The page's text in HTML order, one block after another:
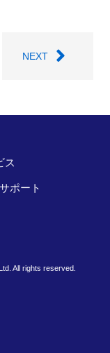
NEXT
ス
ポート
All rights reserved.